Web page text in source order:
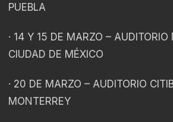
PUEBLA
· 14 Y 15 DE MARZO –
CIUDAD DE MÉXICO
· 20 DE MARZO – AUDITORIO
MONTERREY